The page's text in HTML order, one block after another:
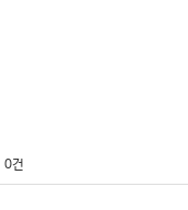
0건